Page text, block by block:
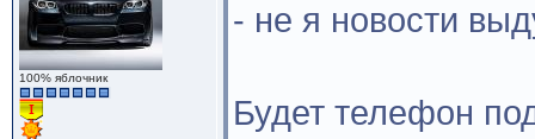
100% яблочник
- не я новости
Будет телефон